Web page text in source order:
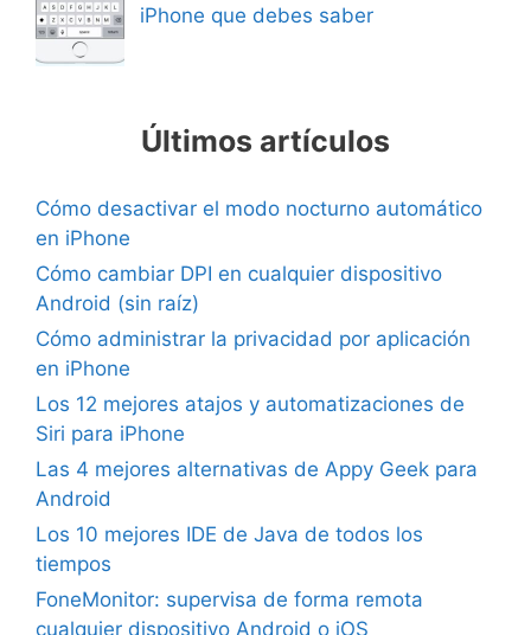
iPhone que debes saber
Últimos artículos
Cómo desactivar el modo nocturno automático
en iPhone
Cómo cambiar DPI en cualquier dispositivo
Android (sin raíz)
Cómo administrar la privacidad por aplicación
en iPhone
Los 12 mejores atajos y automatizaciones de
Siri para iPhone
Las 4 mejores alternativas de Appy Geek para
Android
Los 10 mejores IDE de Java de todos los
tiempos
FoneMonitor: supervisa de forma remota
cualquier dispositivo Android o iOS